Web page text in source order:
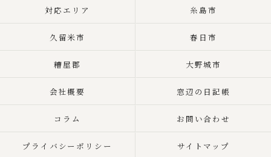
対応エリア 糸島市
久留米市 春日市
糟屋郡 大野城市
会社概要 窓辺の日記帳
コラム お問い合わせ
プライバシーポリシー サイトマップ